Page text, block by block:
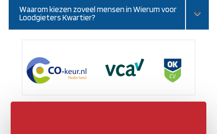
Waarom kiezen zoveel mensen in Wierum voor
Loodgieters Kwartier?